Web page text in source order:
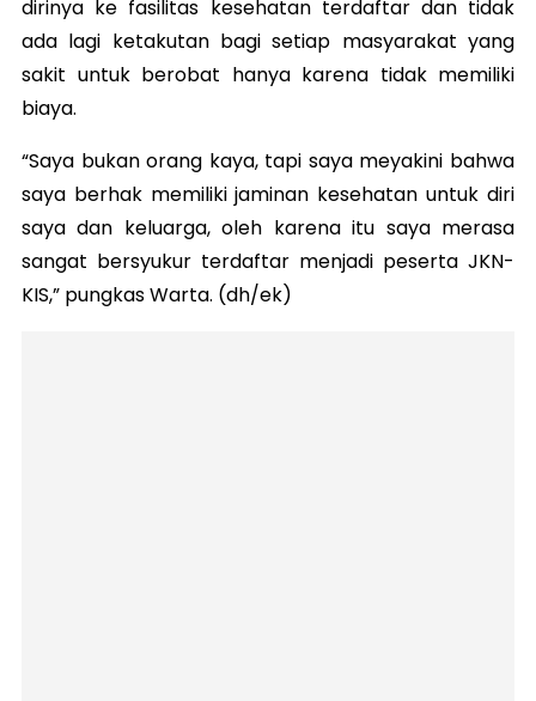
dirinya ke fasilitas kesehatan terdaftar dan tidak
ada lagi ketakutan bagi setiap masyarakat yang
sakit untuk berobat hanya karena tidak memiliki
biaya.
“Saya bukan orang kaya, tapi saya meyakini bahwa
saya berhak memiliki jaminan kesehatan untuk diri
saya dan keluarga, oleh karena itu saya merasa
sangat bersyukur terdaftar menjadi peserta JKN-
KIS,” pungkas Warta. (dh/ek)